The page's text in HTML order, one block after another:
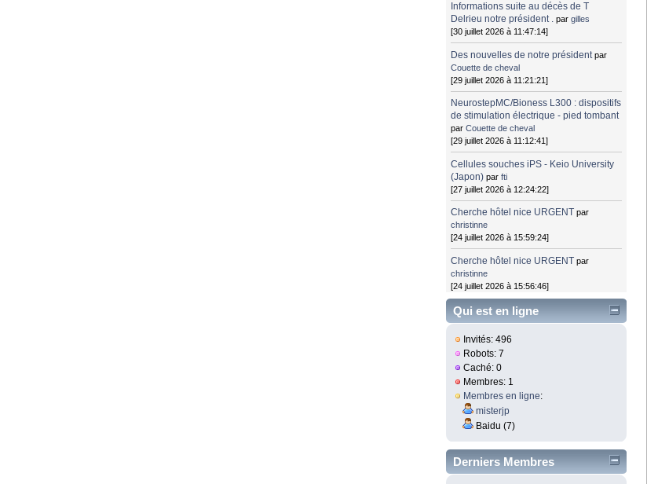
Informations suite au décès de T
Delrieu notre président . pargilles
[30 juillet 2026 à 11:47:14]
Des nouvelles de notre président par
Couette de cheval
[29 juillet 2026 à 11:21:21]
NeurostepMC/Bioness L300 : dispositifs
de stimulation électrique - pied tombant
parCouette de cheval
[29 juillet 2026 à 11:12:41]
Cellules souches iPS - Keio University
(Japon) parfti
[27 juillet 2026 à 12:24:22]
Cherche hôtel nice URGENT par
christinne
[24 juillet 2026 à 15:59:24]
Cherche hôtel nice URGENT par
christinne
[24 juillet 2026 à 15:56:46]
Qui est en ligne
Invités: 496
Robots: 7
Caché: 0
Membres: 1
Membres en ligne:
misterjp
Baidu (7)
Derniers Membres